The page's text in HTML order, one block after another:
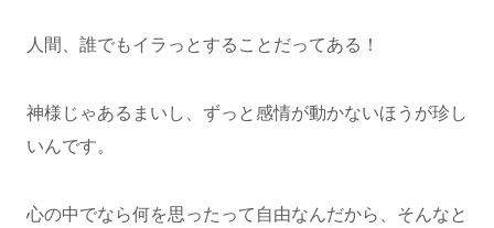
人間、誰でもイラっとすることだってある！
神様じゃあるまいし、ずっと感情が動かないほうが珍し
いんです。
心の中でなら何を思ったって自由なんだから、そんなと